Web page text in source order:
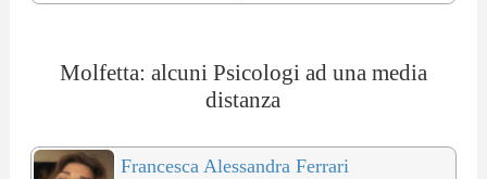
Molfetta: alcuni Psicologi ad una media
distanza
Francesca Alessandra Ferrari